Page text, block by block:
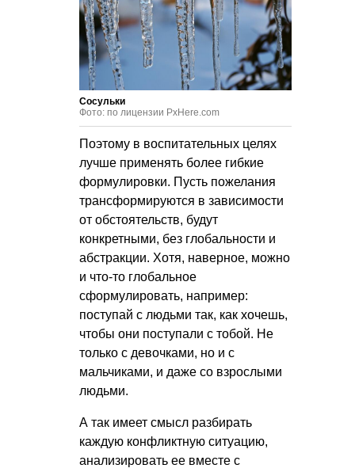
Сосульки
Фото: по лицензии PxHere.com
Поэтому в воспитательных целях
лучше применять более гибкие
формулировки. Пусть пожелания
трансформируются в зависимости
от обстоятельств, будут
конкретными, без глобальности и
абстракции. Хотя, наверное, можно
и что-то глобальное
сформулировать, например:
поступай с людьми так, как хочешь,
чтобы они поступали с тобой. Не
только с девочками, но и с
мальчиками, и даже со взрослыми
людьми.
А так имеет смысл разбирать
каждую конфликтную ситуацию,
анализировать ее вместе с